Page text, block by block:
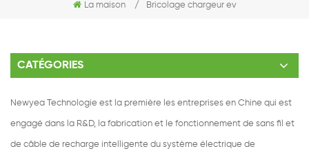
La maison / Bricolage chargeur ev
CATÉGORIES
Newyea Technologie est la première les entreprises en Chine qui est
engagé dans la R&D, la fabrication et le fonctionnement de sans fil et
de câble de recharge intelligente du système électrique de